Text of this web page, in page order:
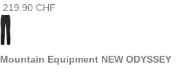
219.90 CHF
Mountain Equipment NEW ODYSSEY